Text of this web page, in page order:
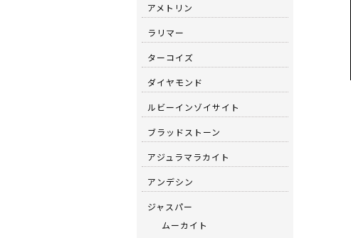
アメトリン
ラリマー
ターコイズ
ダイヤモンド
ルビーインゾイサイト
ブラッドストーン
アジュラマラカイト
アンデシン
ジャスパー
ムーカイト